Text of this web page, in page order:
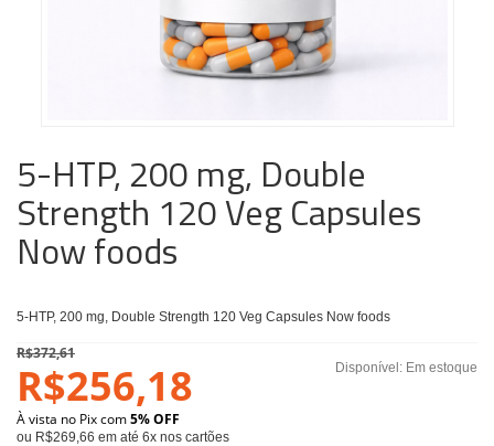
5-HTP, 200 mg, Double
Strength 120 Veg Capsules
Now foods
5-HTP, 200 mg, Double Strength 120 Veg Capsules Now foods
Disponível: Em estoque
R$372,61
R$256,18
À vista no Pix com5% OFF
ou R$269,66 em até 6x nos cartões